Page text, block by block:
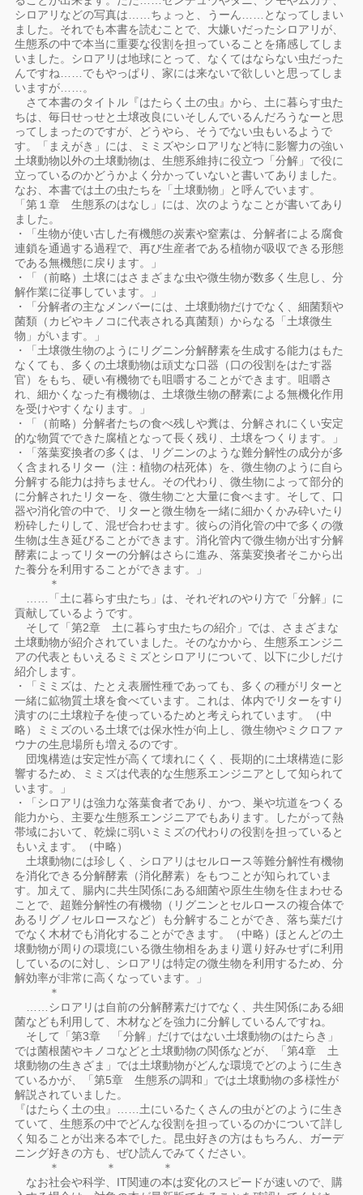
シロアリなどの写真は……ちょっと、うーん……となってしまい
ました。それでも本書を読むことで、大嫌いだったシロアリが、
生態系の中で本当に重要な役割を担っていることを痛感してしま
いました。シロアリは地球にとって、なくてはならない虫だった
んですね……でもやっぱり、家には来ないで欲しいと思ってしま
いますが……。
さて本書のタイトル『はたらく土の虫』から、土に暮らす虫た
ちは、毎日せっせと土壌改良にいそしんでいるんだろうなーと思
ってしまったのですが、どうやら、そうでない虫もいるようで
す。「まえがき」には、ミミズやシロアリなど特に影響力の強い
土壌動物以外の土壌動物は、生態系維持に役立つ「分解」で役に
立っているのかどうかよく分かっていないと書いてありました。
なお、本書では土の虫たちを「土壌動物」と呼んでいます。
「第１章 生態系のはなし」には、次のようなことが書いてあり
ました。
・「生物が使い古した有機態の炭素や窒素は、分解者による腐食
連鎖を通過する過程で、再び生産者である植物が吸収できる形態
である無機態に戻ります。」
・「（前略）土壌にはさまざまな虫や微生物が数多く生息し、分
解作業に従事しています。」
・「分解者の主なメンバーには、土壌動物だけでなく、細菌類や
菌類（カビやキノコに代表される真菌類）からなる「土壌微生
物」がいます。」
・「土壌微生物のようにリグニン分解酵素を生成する能力はもた
なくても、多くの土壌動物は頑丈な口器（口の役割をはたす器
官）をもち、硬い有機物でも咀嚼することができます。咀嚼さ
れ、細かくなった有機物は、土壌微生物の酵素による無機化作用
を受けやすくなります。」
・「（前略）分解者たちの食べ残しや糞は、分解されにくい安定
的な物質でできた腐植となって長く残り、土壌をつくります。」
・「落葉変換者の多くは、リグニンのような難分解性の成分が多
く含まれるリター（注：植物の枯死体）を、微生物のように自ら
分解する能力は持ちません。その代わり、微生物によって部分的
に分解されたリターを、微生物ごと大量に食べます。そして、口
器や消化管の中で、リターと微生物を一緒に細かくかみ砕いたり
粉砕したりして、混ぜ合わせます。彼らの消化管の中で多くの微
生物は生き延びることができます。消化管内で微生物が出す分解
酵素によってリターの分解はさらに進み、落葉変換者そこから出
た養分を利用することができます。」
＊
……「土に暮らす虫たち」は、それぞれのやり方で「分解」に
貢献しているようです。
そして「第2章 土に暮らす虫たちの紹介」では、さまざまな
土壌動物が紹介されていました。そのなかから、生態系エンジニ
アの代表ともいえるミミズとシロアリについて、以下に少しだけ
紹介します。
・「ミミズは、たとえ表層性種であっても、多くの種がリターと
一緒に鉱物質土壌を食べています。これは、体内でリターをすり
潰すのに土壌粒子を使っているためと考えられています。（中
略）ミミズのいる土壌では保水性が向上し、微生物やミクロファ
ウナの生息場所も増えるのです。
団塊構造は安定性が高くて壊れにくく、長期的に土壌構造に影
響するため、ミミズは代表的な生態系エンジニアとして知られて
います。」
・「シロアリは強力な落葉食者であり、かつ、巣や坑道をつくる
能力から、主要な生態系エンジニアでもあります。したがって熱
帯域において、乾燥に弱いミミズの代わりの役割を担っていると
もいえます。（中略）
土壌動物には珍しく、シロアリはセルロース等難分解性有機物
を消化できる分解酵素（消化酵素）をもつことが知られていま
す。加えて、腸内に共生関係にある細菌や原生生物を住まわせる
ことで、超難分解性の有機物（リグニンとセルロースの複合体で
あるリグノセルロースなど）も分解することができ、落ち葉だけ
でなく木材でも消化することができます。（中略）ほとんどの土
壌動物が周りの環境にいる微生物相をあまり選り好みせずに利用
しているのに対し、シロアリは特定の微生物を利用するため、分
解効率が非常に高くなっています。」
＊
……シロアリは自前の分解酵素だけでなく、共生関係にある細
菌なども利用して、木材などを強力に分解しているんですね。
そして「第3章 「分解」だけではない土壌動物のはたらき」
では菌根菌やキノコなどと土壌動物の関係などが、「第4章 土
壌動物の生きざま」では土壌動物がどんな環境でどのように生き
ているかが、「第5章 生態系の調和」では土壌動物の多様性が
解説されていました。
『はたらく土の虫』……土にいるたくさんの虫がどのように生き
ていて、生態系の中でどんな役割を担っているのかについて詳し
く知ることが出来る本でした。昆虫好きの方はもちろん、ガーデ
ニング好きの方も、ぜひ読んでみてください。
＊ ＊ ＊
なお社会や科学、IT関連の本は変化のスピードが速いので、購